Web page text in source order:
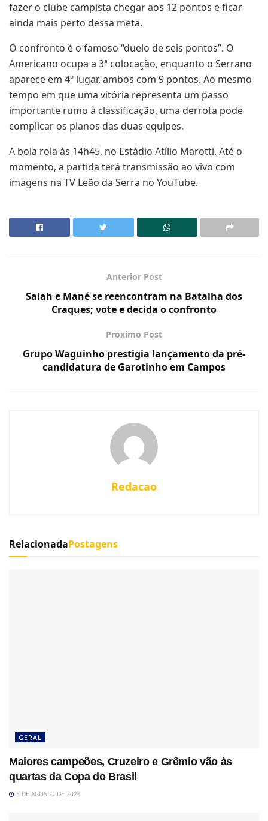
fazer o clube campista chegar aos 12 pontos e ficar
ainda mais perto dessa meta.
O confronto é o famoso “duelo de seis pontos”. O
Americano ocupa a 3ª colocação, enquanto o Serrano
aparece em 4º lugar, ambos com 9 pontos. Ao mesmo
tempo em que uma vitória representa um passo
importante rumo à classificação, uma derrota pode
complicar os planos das duas equipes.
A bola rola às 14h45, no Estádio Atílio Marotti. Até o
momento, a partida terá transmissão ao vivo com
imagens na TV Leão da Serra no YouTube.
Anterior Post
Salah e Mané se reencontram na Batalha dos
Craques; vote e decida o confronto
Proximo Post
Grupo Waguinho prestigia lançamento da pré-
candidatura de Garotinho em Campos
Redacao
RelacionadaPostagens
GERAL
Maiores campeões, Cruzeiro e Grêmio vão às
quartas da Copa do Brasil
5 DE AGOSTO DE 2026